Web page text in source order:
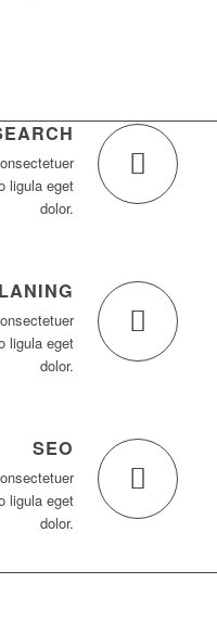
ligula eget
dolor.
ligula eget
dolor.
SEO
ligula eget
dolor.